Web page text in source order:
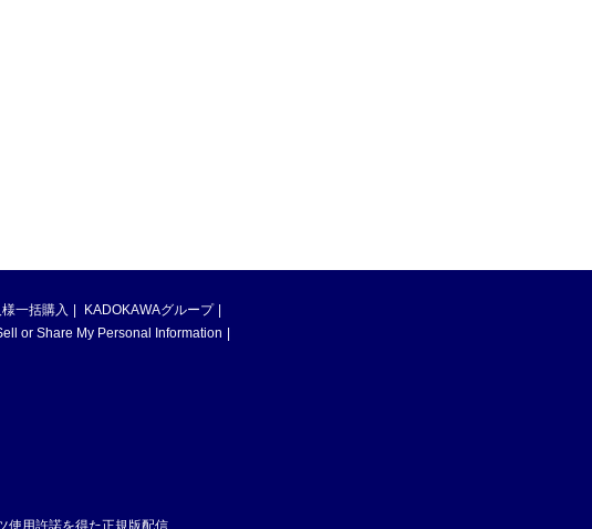
一括購入
KADOKAWAグループ
or Share My Personal Information